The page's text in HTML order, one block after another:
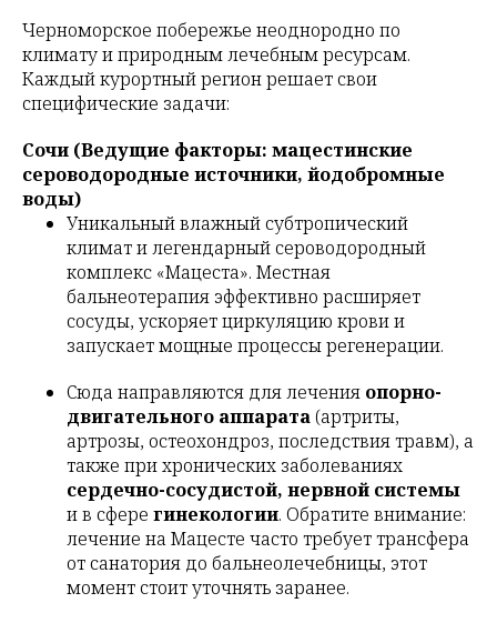
Черноморское побережье неоднородно по
климату и природным лечебным ресурсам.
Каждый курортный регион решает свои
специфические задачи:
Сочи (Ведущие факторы: мацестинские
сероводородные источники, йодобромные
воды)
Уникальный влажный субтропический
климат и легендарный сероводородный
комплекс «Мацеста». Местная
бальнеотерапия эффективно расширяет
сосуды, ускоряет циркуляцию крови и
запускает мощные процессы регенерации.
Сюда направляются для лечения опорно-
двигательного аппарата(артриты,
артрозы, остеохондроз, последствия травм), а
также при хронических заболеваниях
сердечно-сосудистой, нервной системы
и в сфере гинекологии. Обратите внимание:
лечение на Мацесте часто требует трансфера
от санатория до бальнеолечебницы, этот
момент стоит уточнять заранее.